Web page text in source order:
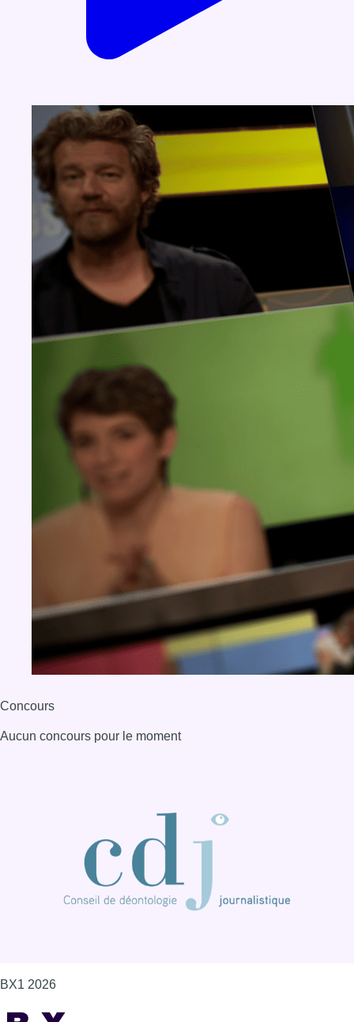
Concours
Aucun concours pour le moment
BX1 2026